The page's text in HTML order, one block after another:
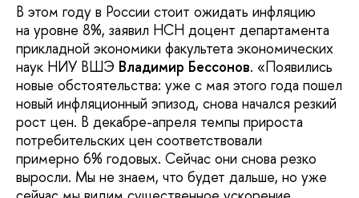
В этом году в России стоит ожидать инфляцию
на уровне 8%, заявил НСН доцент департамента
прикладной экономики факультета экономических
наук НИУ ВШЭ Владимир Бессонов. «Появились
новые обстоятельства: уже с мая этого года пошел
новый инфляционный эпизод, снова начался резкий
рост цен. В декабре-апреля темпы прироста
потребительских цен соответствовали
примерно 6% годовых. Сейчас они снова резко
выросли. Мы не знаем, что будет дальше, но уже